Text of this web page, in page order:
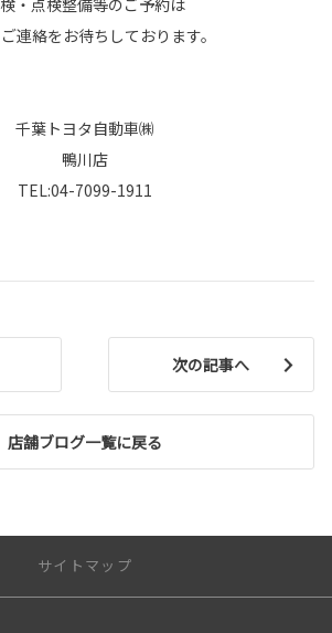
・点検整備等のご予約は
連絡をお待ちしております。
千葉トヨタ自動車㈱
鴨川店
TEL:04-7099-1911
店舗ブログ一覧に戻る
次の記事へ
サイトマップ